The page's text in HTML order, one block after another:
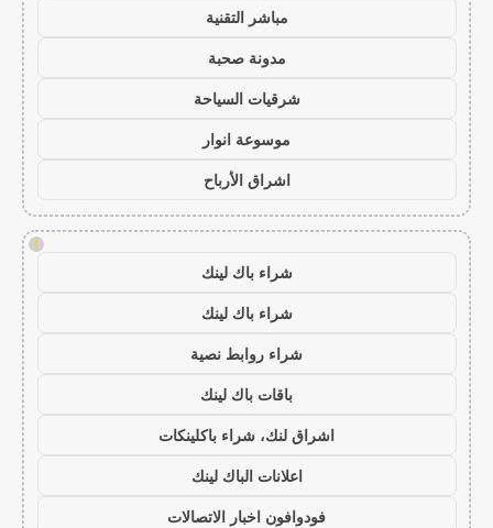
مباشر التقنية
مدونة صحبة
شرقيات السياحة
موسوعة انوار
اشراق الأرباح
!
شراء باك لينك
شراء باك لينك
شراء روابط نصية
باقات باك لينك
اشراق لنك، شراء باكلينكات
اعلانات الباك لينك
فودوافون اخبار الاتصالات